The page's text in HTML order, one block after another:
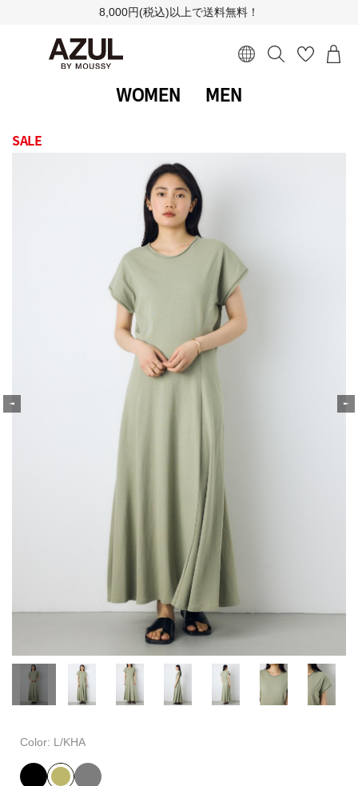
8,000円(税込)以上で送料無料！
WOMEN MEN
SALE
Color: L/KHA